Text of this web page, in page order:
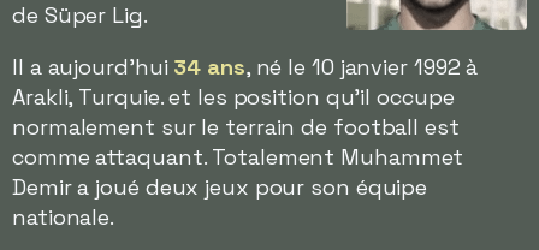
de Süper Lig.
Il a aujourd'hui 34 ans, né le 10 janvier 1992 à
Arakli, Turquie. et les position qu'il occupe
normalement sur le terrain de football est
comme attaquant. Totalement Muhammet
Demir a joué deux jeux pour son équipe
nationale.